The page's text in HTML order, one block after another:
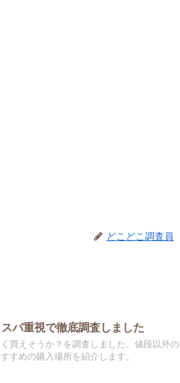
どこどこ調査員
パ重視で徹底調査しました
買えそうか？を調査しました。値段以外の
すめの購入場所を紹介します。